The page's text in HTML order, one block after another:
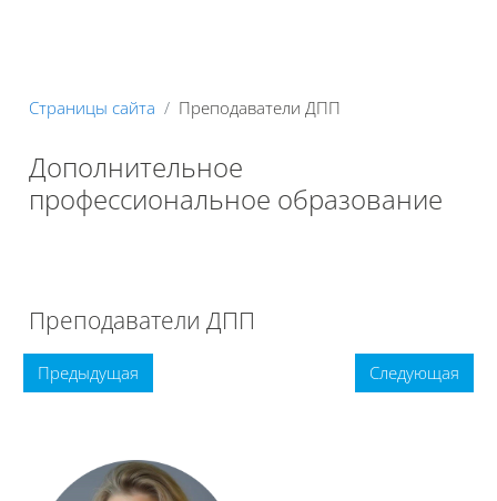
Страницы сайта Преподаватели ДПП
Дополнительное
профессиональное образование
Преподаватели ДПП
Предыдущая Следующая